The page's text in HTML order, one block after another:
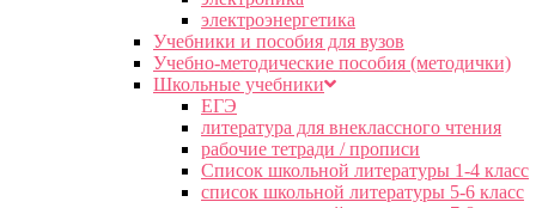
электроэнергетика
Учебники и пособия для вузов
Учебно-методические пособия (методички)
Школьные учебники
ЕГЭ
литература для внеклассного чтения
рабочие тетради / прописи
Список школьной литературы 1-4 класс
список школьной литературы 5-6 класс